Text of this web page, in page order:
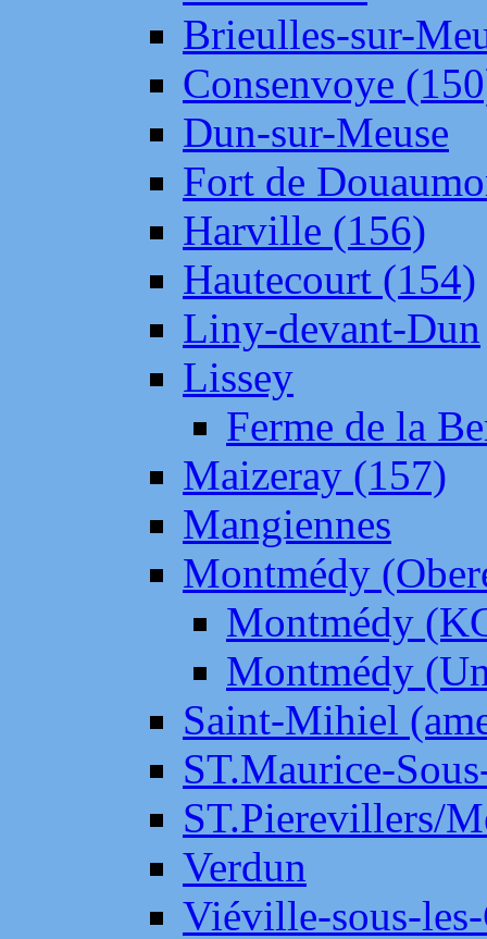
Brieulles-sur-
Consenvoye
Dun-sur-Meuse
Fort de
Harville (156)
Hautecourt (154)
Liny-devant-Dun
Lissey
Ferme de la
Maizeray (157)
Mangiennes
Montmédy
Montmédy
Montmédy
Saint-Mihiel
ST.Maurice-
ST.Pierevillers/
Verdun
Viéville-sous-